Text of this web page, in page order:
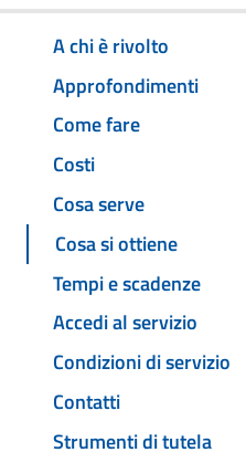
A chi è rivolto
Approfondimenti
Come fare
Costi
Cosa serve
Cosa si ottiene
Tempi e scadenze
Accedi al servizio
Condizioni di servizio
Contatti
Strumenti di tutela